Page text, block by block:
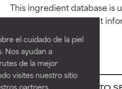
el cuidado de la piel
Nos ayudan a
de la mejor
visites nuestro sitio
partners,
This ingredient database is
ingredientes
EXCELENTE
Ingrediente
beneficios reales
eficacia está
ingredientes
EXCELENTE
Ingrediente
beneficios reales
eficacia está